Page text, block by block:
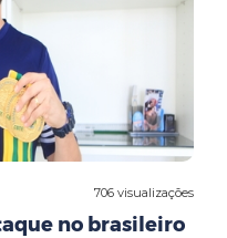
706 visualizações
no brasileiro